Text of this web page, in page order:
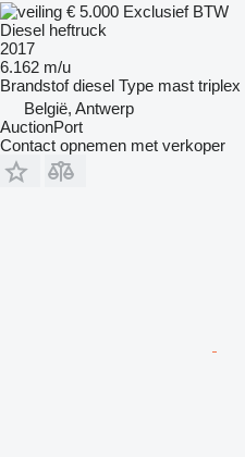
€ 5.000 Exclusief BTW
Diesel heftruck
2017
6.162 m/u
Brandstof diesel Type mast triplex
België, Antwerp
AuctionPort
Contact opnemen met verkoper